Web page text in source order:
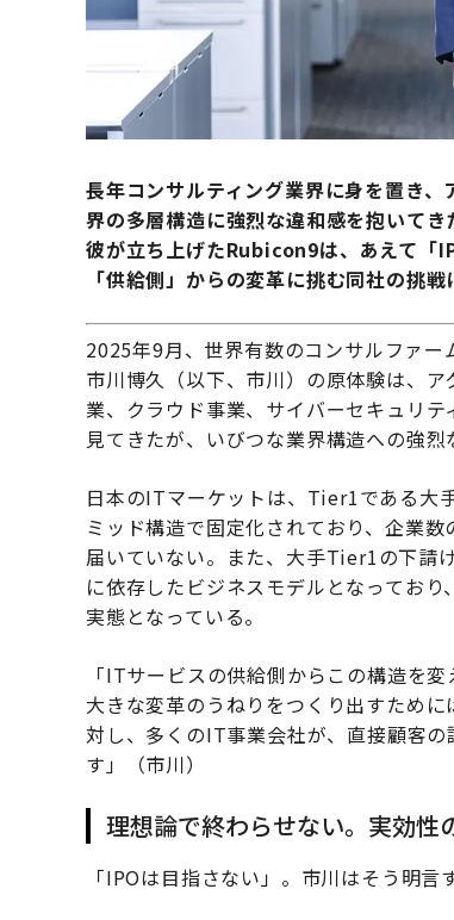
長年コンサルティング業界に身を置き
界の多層構造に強烈な違和感を抱いてき
彼が立ち上げたRubicon9は、あえて「
「供給側」からの変革に挑む同社の挑戦
2025年9月、世界有数のコンサルファ
市川博久（以下、市川）の原体験は、
業、クラウド事業、サイバーセキュリ
見てきたが、いびつな業界構造への強烈
日本のITマーケットは、Tier1である大
ミッド構造で固定化されており、企業
届いていない。また、大手Tier1の下請
に依存したビジネスモデルとなってお
実態となっている。
「ITサービスの供給側からこの構造を
大きな変革のうねりをつくり出すため
対し、多くのIT事業会社が、直接顧客
す」（市川）
理想論で終わらせない。実効性
「IPOは目指さない」。市川はそう明言